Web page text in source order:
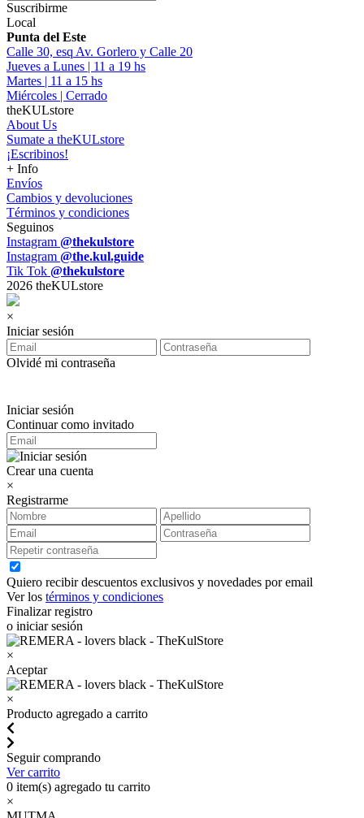
Suscribirme
Local
Punta del Este
Calle 30, esq Av. Gorlero y Calle 20
Jueves a Lunes | 11 a 19 hs
Martes | 11 a 15 hs
Miércoles | Cerrado
theKULstore
About Us
Sumate a theKULstore
¡Escribinos!
+ Info
Envíos
Cambios y devoluciones
Términos y condiciones
Seguinos
Instagram @thekulstore
Instagram @the.kul.guide
Tik Tok @thekulstore
2026 theKULstore
×
Iniciar sesión
Olvidé mi contraseña
Iniciar sesión
Continuar como invitado
Crear una cuenta
×
Registrarme
Quiero recibir descuentos exclusivos y novedades por email
Ver los términos y condiciones
Finalizar registro
o iniciar sesión
×
Aceptar
×
Producto agregado a carrito
Seguir comprando
Ver carrito
0 item(s) agregado tu carrito
×